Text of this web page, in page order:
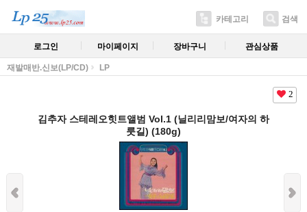
카테고리 검색
로그인 마이페이지 장바구니 관심상품
재발매반.신보(LP/CD) LP
2
김추자 스테레오힛트앨범 Vol.1 (닐리리맘보/여자의 하
룻길) (180g)